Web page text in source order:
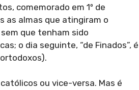
comemorado em 1º de
as almas que atingiram o
que tenham sido
o dia seguinte, “de Finados”, é
ou vice-versa. Mas é